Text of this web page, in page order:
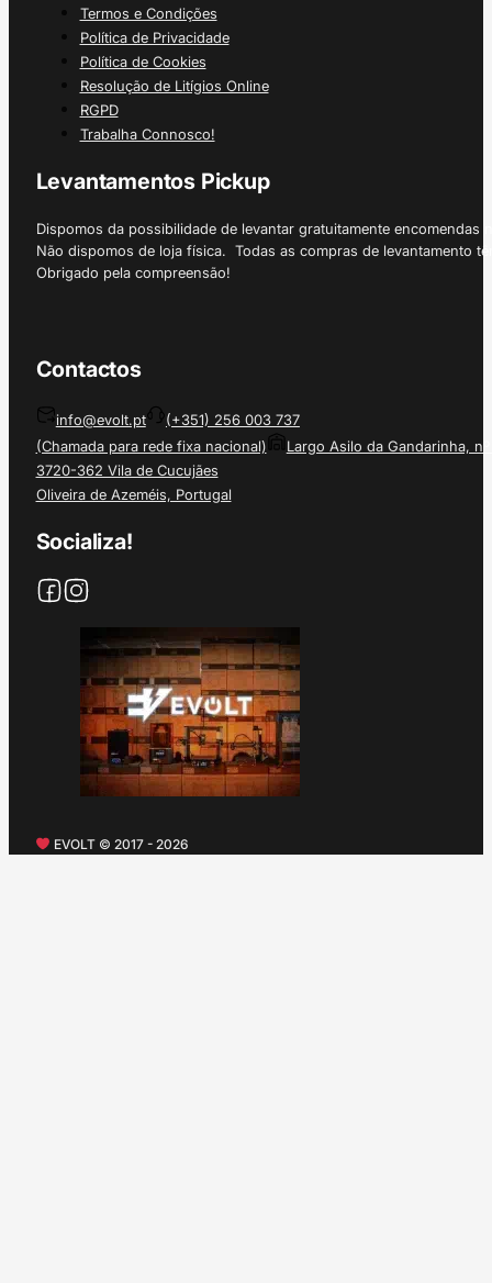
Termos e Condições
Política de Privacidade
Política de Cookies
Resolução de Litígios Online
RGPD
Trabalha Connosco!
Levantamentos Pickup
Dispomos da possibilidade de levantar gratuitamente
Não dispomos de loja física. Todas as compras de levantamento
Obrigado pela compreensão!
Contactos
info@evolt.pt
(+351) 256 003 737
(Chamada para rede fixa nacional)
Largo Asilo da Gandarinha, nº
3720-362 Vila de Cucujães
Oliveira de Azeméis, Portugal
Socializa!
EVOLT © 2017 - 2026